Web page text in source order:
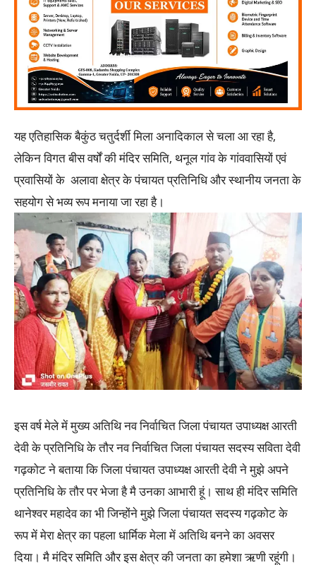
यह एतिहासिक बैकुंठ चतुर्दर्शी मिला अनादिकाल से चला आ रहा है,
लेकिन विगत बीस वर्षों की मंदिर समिति, थनूल गांव के गांववासियों एवं
प्रवासियों के अलावा क्षेत्र के पंचायत प्रतिनिधि और स्थानीय जनता के
सहयोग से भव्य रूप मनाया जा रहा है।
इस वर्ष मेले में मुख्य अतिथि नव निर्वाचित जिला पंचायत उपाध्यक्ष आरती
देवी के प्रतिनिधि के तौर नव निर्वाचित जिला पंचायत सदस्य सविता देवी
गढ़कोट ने बताया कि जिला पंचायत उपाध्यक्ष आरती देवी ने मुझे अपने
प्रतिनिधि के तौर पर भेजा है मै उनका आभारी हूं। साथ ही मंदिर समिति
थानेश्वर महादेव का भी जिन्होंने मुझे जिला पंचायत सदस्य गढ़कोट के
रूप में मेरा क्षेत्र का पहला धार्मिक मेला में अतिथि बनने का अवसर
दिया। मै मंदिर समिति और इस क्षेत्र की जनता का हमेशा ऋणी रहूंगी।